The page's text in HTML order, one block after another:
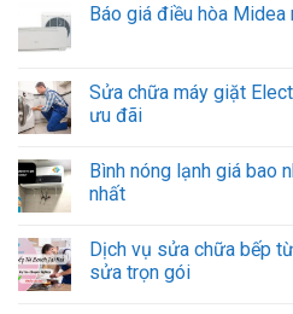
Báo giá điều hòa Midea
Sửa chữa máy giặt
ưu đãi
Bình nóng lạnh giá bao
nhất
Dịch vụ sửa chữa bếp
sửa trọn gói